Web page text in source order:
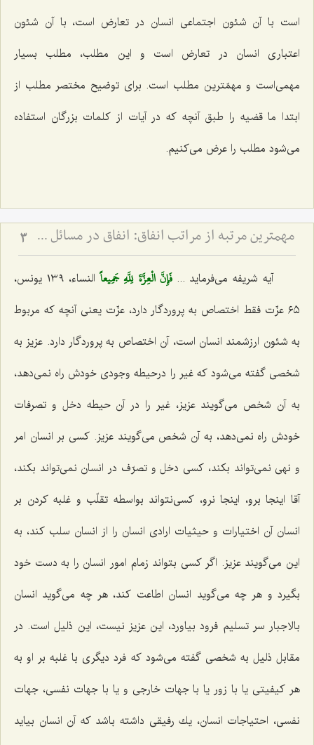
است با آن شئون اجتماعی انسان در تعارض است، با آن شئون
اعتباری انسان در تعارض است و این مطلب، مطلب بسیار
مهمی‌است و مهمّترین مطلب است. برای توضیح مختصر مطلب از
ابتدا ما قضیه را طبق آنچه كه در آیات از كلمات بزرگان استفاده
می‌شود مطلب را عرض می‌كنیم.
مهم‏ترین مرتبه از مراتب انفاق: انفاق در مسائل شخصیتى و از خود گذشتن‏ 3
آیه شریفه می‌فرماید ... فَإِنَّ الْعِزَّةَ لِلَّهِ جَمِيعاً
النساء، ١٣٩ یونس،
٦٥ عزّت فقط اختصاص به پروردگار دارد، عزّت یعنی آنچه كه مربوط
به شئون ارزشمند انسان است، آن اختصاص به پروردگار دارد. عزیز به
شخصی گفته می‌شود كه غیر را درحیطه وجودی خودش راه نمی‌دهد،
به آن شخص می‌گویند عزیز، غیر را در آن حیطه دخل و تصرفات
خودش راه نمی‌دهد، به آن شخص می‌گویند عزیز. كسی بر انسان امر
و نهی نمی‌تواند بكند، كسی دخل و تصرّف در انسان نمی‌تواند بكند،
آقا اینجا برو، اینجا نرو، كسی‌نتواند بواسطه تقلّب و غلبه كردن بر
انسان آن اختیارات و حیثیات ارادی انسان را از انسان سلب كند، به
این می‌گویند عزیز. اگر كسی بتواند زمام امور انسان را به دست خود
بگیرد و هر چه می‌گوید انسان اطاعت كند، هر چه می‌گوید انسان
بالاجبار سر تسلیم فرود بیاورد، این عزیز نیست، این ذلیل است. در
مقابل ذلیل به شخصی گفته می‌شود كه فرد دیگری با غلبه بر او به
هر كیفیتی یا با زور یا با جهات خارجی و یا با جهات نفسی، جهات
نفسی، احتیاجات انسان، یك رفیقی داشته باشد كه آن انسان بیاید